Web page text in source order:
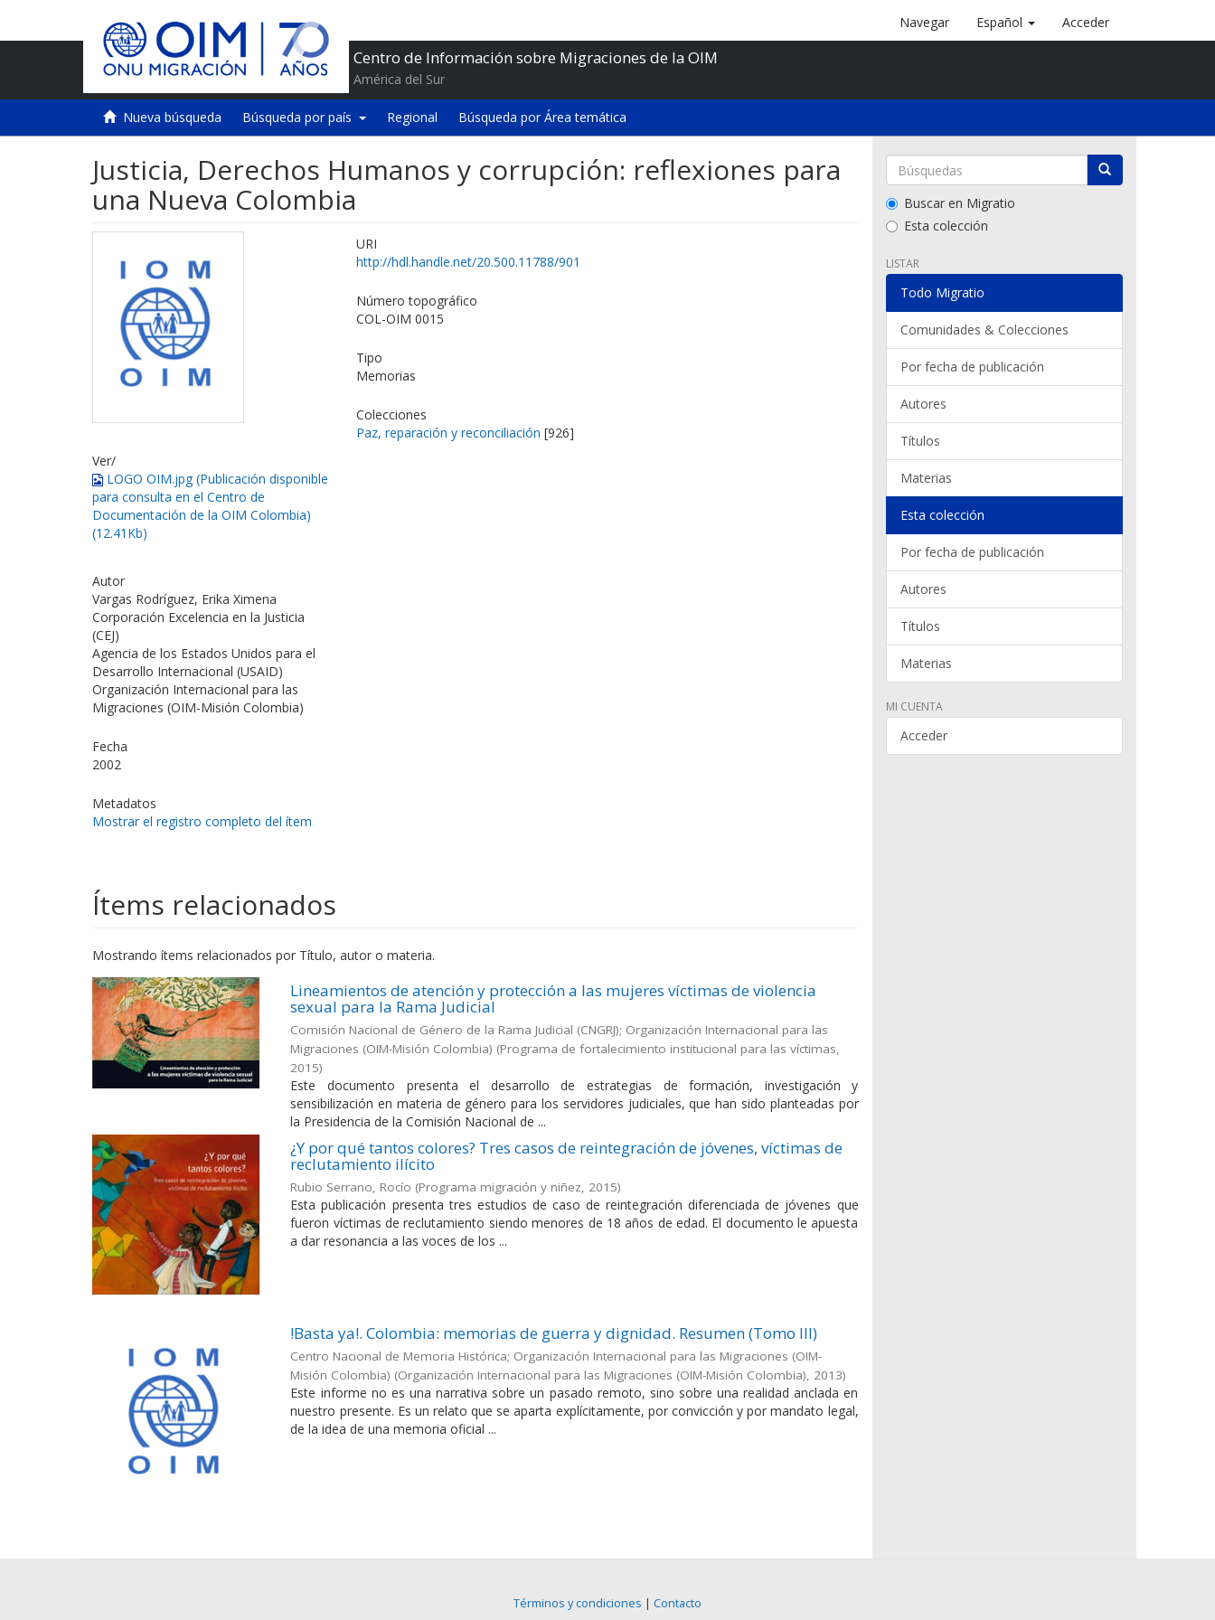
Centro de Información sobre Migraciones de la OIM
América del Sur
Navegar Español Acceder
Nueva búsqueda Búsqueda por país Regional Búsqueda por Área temática
Justicia, Derechos Humanos y corrupción: reflexiones para
una Nueva Colombia
Ver/
LOGO OIM.jpg (Publicación disponible
para consulta en el Centro de
Documentación de la OIM Colombia)
(12.41Kb)
Autor
Vargas Rodríguez, Erika Ximena
Corporación Excelencia en la Justicia
(CEJ)
Agencia de los Estados Unidos para el
Desarrollo Internacional (USAID)
Organización Internacional para las
Migraciones (OIM-Misión Colombia)
Fecha
2002
Metadatos
Mostrar el registro completo del ítem
URI
http://hdl.handle.net/20.500.11788/901
Número topográfico
COL-OIM 0015
Tipo
Memorias
Colecciones
Paz, reparación y reconciliación [926]
Ítems relacionados
Mostrando ítems relacionados por Título, autor o materia.
Lineamientos de atención y protección a las mujeres víctimas de violencia
sexual para la Rama Judicial
Comisión Nacional de Género de la Rama Judicial (CNGRJ); Organización Internacional para las
Migraciones (OIM-Misión Colombia) (Programa de fortalecimiento institucional para las víctimas,
2015)
Este documento presenta el desarrollo de estrategias de formación, investigación y
sensibilización en materia de género para los servidores judiciales, que han sido planteadas por
la Presidencia de la Comisión Nacional de ...
¿Y por qué tantos colores? Tres casos de reintegración de jóvenes, víctimas de
reclutamiento ilícito
Rubio Serrano, Rocío (Programa migración y niñez, 2015)
Esta publicación presenta tres estudios de caso de reintegración diferenciada de jóvenes que
fueron víctimas de reclutamiento siendo menores de 18 años de edad. El documento le apuesta
a dar resonancia a las voces de los ...
!Basta ya!. Colombia: memorias de guerra y dignidad. Resumen (Tomo III)
Centro Nacional de Memoria Histórica; Organización Internacional para las Migraciones (OIM-
Misión Colombia) (Organización Internacional para las Migraciones (OIM-Misión Colombia) 2013)
Este informe no es una narrativa sobre un pasado remoto, sino sobre una realidad anclada en
nuestro presente. Es un relato que se aparta explícitamente, por convicción y por mandato legal,
de la idea de una memoria oficial ...
Buscar en Migratio
Esta colección
LISTAR
Todo Migratio
Comunidades & Colecciones
Por fecha de publicación
Autores
Títulos
Materias
Esta colección
Por fecha de publicación
Autores
Títulos
Materias
MI CUENTA
Acceder
Términos y condiciones | Contacto